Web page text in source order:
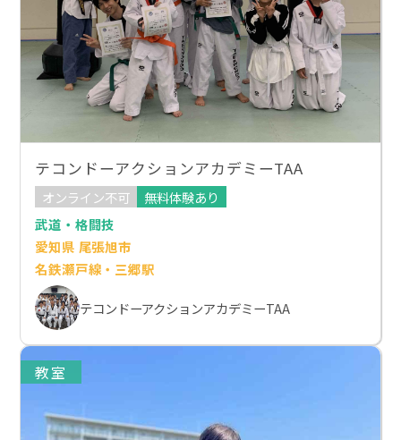
テコンドーアクションアカデミーTAA
オンライン不可
無料体験あり
武道・格闘技
愛知県 尾張旭市
名鉄瀬戸線・三郷駅
テコンドーアクションアカデミーTAA
教室